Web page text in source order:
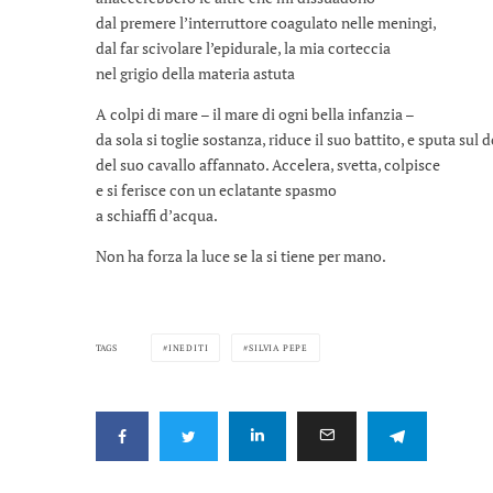
dal premere l’interruttore coagulato nelle meningi,
dal far scivolare l’epidurale, la mia corteccia
nel grigio della materia astuta
A colpi di mare – il mare di ogni bella infanzia –
da sola si toglie sostanza, riduce il suo battito, e sputa sul
del suo cavallo affannato. Accelera, svetta, colpisce
e si ferisce con un eclatante spasmo
a schiaffi d’acqua.
Non ha forza la luce se la si tiene per mano.
TAGS INEDITI SILVIA PEPE